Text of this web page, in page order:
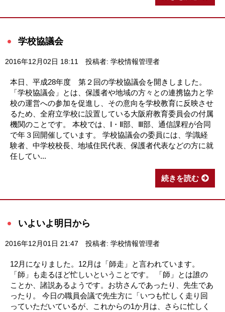
学校協議会
2016年12月02日 18:11 投稿者: 学校情報管理者
本日、平成28年度 第２回の学校協議会を開きしました。
「学校協議会」とは、保護者や地域の方々との連携協力と学
校の運営への参加を促進し、その意向を学校教育に反映させ
るため、全府立学校に設置している大阪府教育委員会の付属
機関のことです。 本校では、Ⅰ・Ⅱ部、Ⅲ部、通信課程が合同
で年３回開催しています。 学校協議会の委員には、学識経
験者、中学校校長、地域住民代表、保護者代表などの方に就
任してい...
続きを読む
いよいよ明日から
2016年12月01日 21:47 投稿者: 学校情報管理者
12月になりました。12月は「師走」と言われています。
「師」も走るほど忙しいということです。 「師」とは誰の
ことか、諸説あるようです。お坊さんであったり、先生であ
ったり。 今日の職員会議で先生方に「いつも忙しく走り回
っていただいているが、これからの1か月は、さらに忙しく